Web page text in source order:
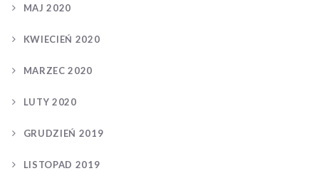
MAJ 2020
KWIECIEŃ 2020
MARZEC 2020
LUTY 2020
GRUDZIEŃ 2019
LISTOPAD 2019